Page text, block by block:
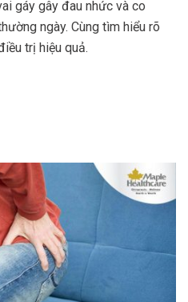
gáy gây đau nhức và co
ngày. Cùng tìm hiểu rõ
trị hiệu quả.